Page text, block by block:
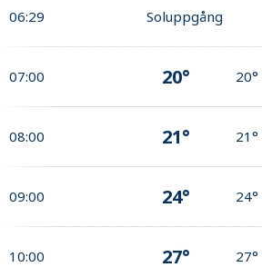
06:29 Soluppgång
07:00 20° 20°
08:00 21° 21°
09:00 24° 24°
10:00 27° 27°